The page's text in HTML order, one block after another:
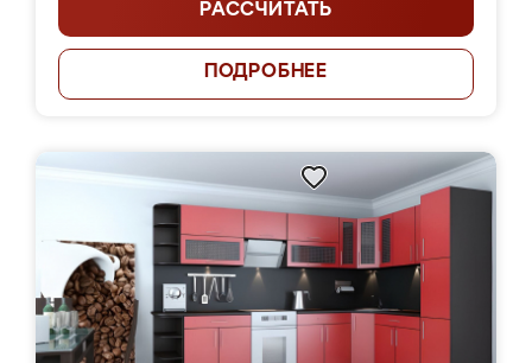
РАССЧИТАТЬ
ПОДРОБНЕЕ